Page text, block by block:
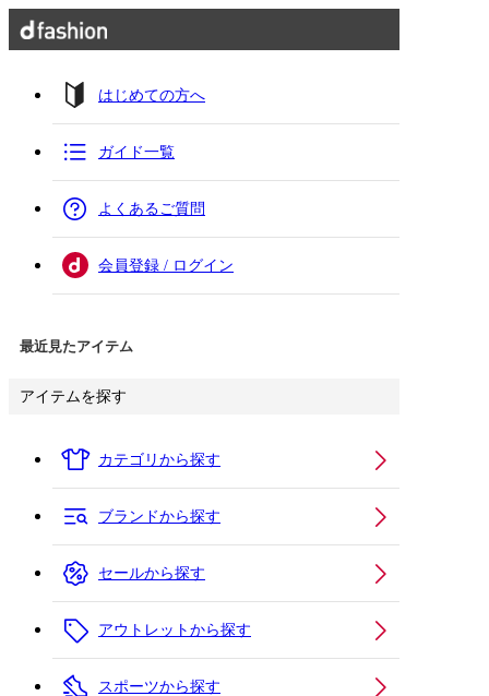
はじめての方へ
ガイド一覧
よくあるご質問
会員登録 / ログイン
最近見たアイテム
アイテムを探す
カテゴリから探す
ブランドから探す
セールから探す
アウトレットから探す
スポーツから探す